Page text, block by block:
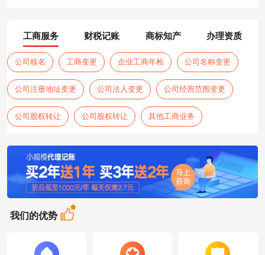
工商服务 财税记账 商标知产 办理资质
公司核名 工商变更 企业工商年检 公司名称变更
公司注册地址变更 公司法人变更 公司经营范围变更
公司股权转让 公司股权转让 其他工商业务
我们的优势